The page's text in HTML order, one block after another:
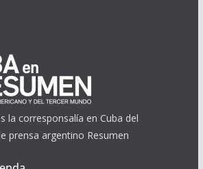
la corresponsalía en Cuba del
prensa argentino Resumen